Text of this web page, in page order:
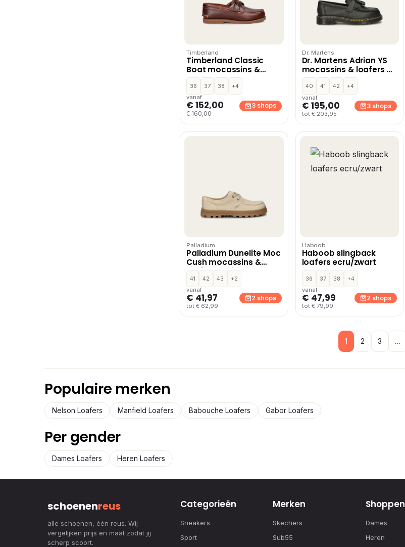
Timberland
Timberland Classic
Boat mocassins &
loafers – Rood
36 37 38
+4
vanaf
€ 152,00
€ 160,00
3 shops
Dr. Martens
Dr. Martens Adrian YS
mocassins & loafers –
Zwart
40 41 42
+4
vanaf
€ 195,00
tot € 203,95
3 shops
Palladium
Palladium Dunelite Moc
Cush mocassins &
loafers – Wit
41 42 43
+2
vanaf
€ 41,97
tot € 62,99
2 shops
Haboob
Haboob slingback
loafers ecru/zwart
36 37 38
+4
vanaf
€ 47,99
tot € 79,99
2 shops
1 2 3 …
Populaire merken
Nelson Loafers Manfield Loafers Babouche Loafers Gabor Loafers
Per gender
Dames Loafers Heren Loafers
schoenenreus
alle schoenen, één reus. Wij
vergelijken prijs en maat zodat jij
scherp scoort.
Categorieën
Sneakers
Sport
Merken
Skechers
Sub55
Shoppen
Dames
Heren